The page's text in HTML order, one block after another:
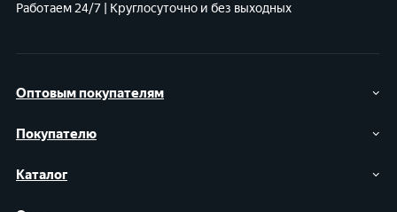
Оптовым покупателям
Покупателю
Каталог
Работаем 24/7 | Круглосуточно и без выходных